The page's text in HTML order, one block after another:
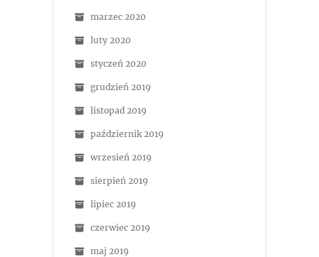
marzec 2020
luty 2020
styczeń 2020
grudzień 2019
listopad 2019
październik 2019
wrzesień 2019
sierpień 2019
lipiec 2019
czerwiec 2019
maj 2019